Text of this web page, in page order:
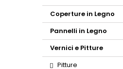
Coperture in Legno
Pannelli in Legno
Vernici e Pitture
Pitture